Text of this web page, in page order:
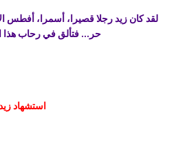
لقد كان زيد رجلا قصيرا، أسمرا، أفطس
حر... فتألق في رحاب هذا
استشهاد زيد